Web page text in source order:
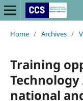
Home / Archives /
Training
national